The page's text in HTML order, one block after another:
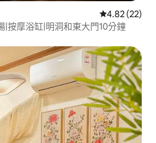
從 22 則評價
4.82 (22)
|按摩浴缸|明洞和東大門10分鐘